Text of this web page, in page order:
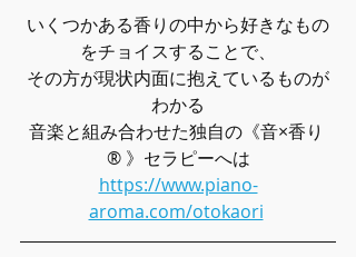
いくつかある香りの中から好きなもの
をチョイスすることで、
その方が現状内面に抱えているものが
わかる
音楽と組み合わせた独自の《音×香り
® 》セラピーへは
https://www.piano-
aroma.com/otokaori